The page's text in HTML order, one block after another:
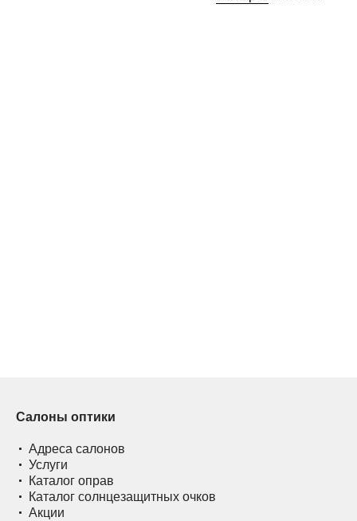
Салоны оптики
Адреса салонов
Услуги
Каталог оправ
Каталог солнцезащитных очков
Акции